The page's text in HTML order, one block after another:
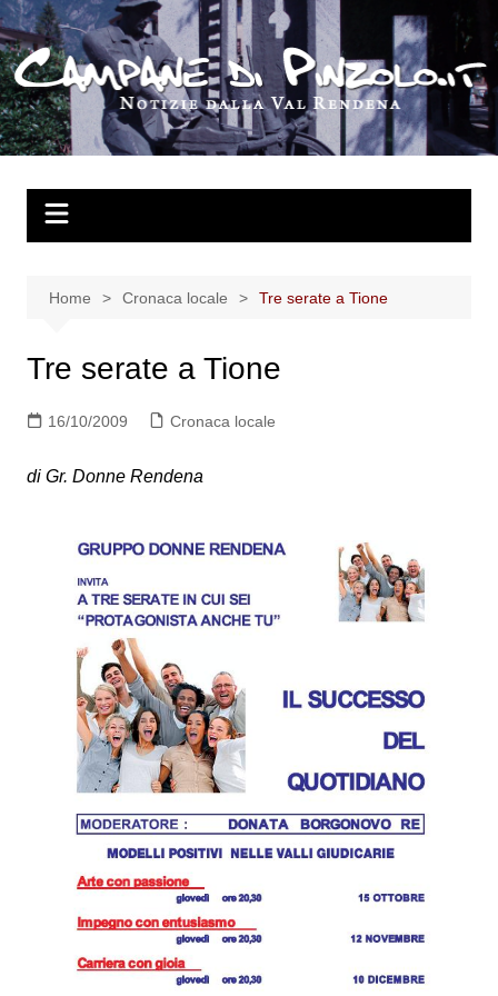
Salta
al
contenuto
Home Cronaca locale Tre serate a Tione
Tre serate a Tione
16/10/2009 Cronaca locale
di Gr. Donne Rendena